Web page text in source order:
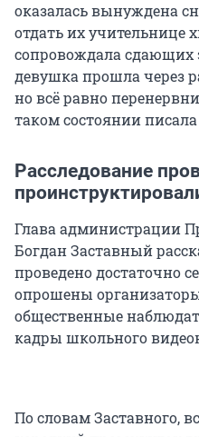
оказалась вынуждена
отдать их учительнице
сопровождала сдающих
девушка прошла через
но всё равно
таком состоянии
Расследование
Глава администрации
Богдан Заставный
проведено достаточно
опрошены
общественные
кадры школьного
По словам Заставного,